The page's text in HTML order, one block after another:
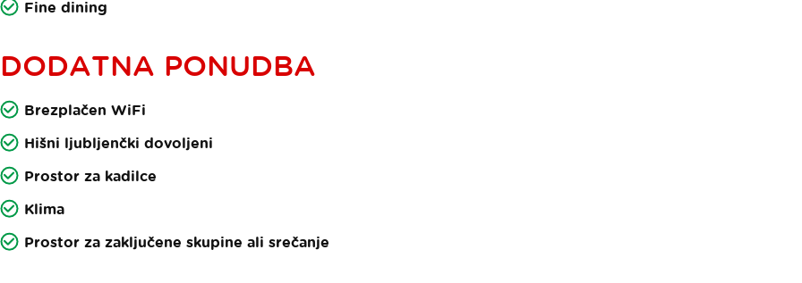
Fine dining
DODATNA PONUDBA
Brezplačen WiFi
Hišni ljubljenčki dovoljeni
Prostor za kadilce
Klima
Prostor za zaključene skupine ali srečanje